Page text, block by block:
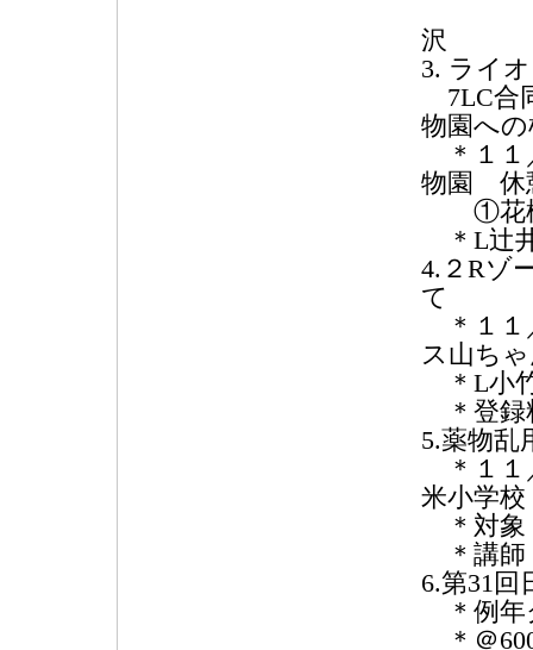
沢
3. ライ
7LC合
物園へ
＊１１
物園 休
①花桃
＊L辻
4.２Rゾ
て
＊１１
ス山ち
＊L小
＊登録
5.薬物乱
＊１１
米小学校
＊対象
＊講師
6.第31回
＊例年
＊＠